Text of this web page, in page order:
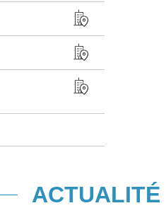
ACTUALITÉ